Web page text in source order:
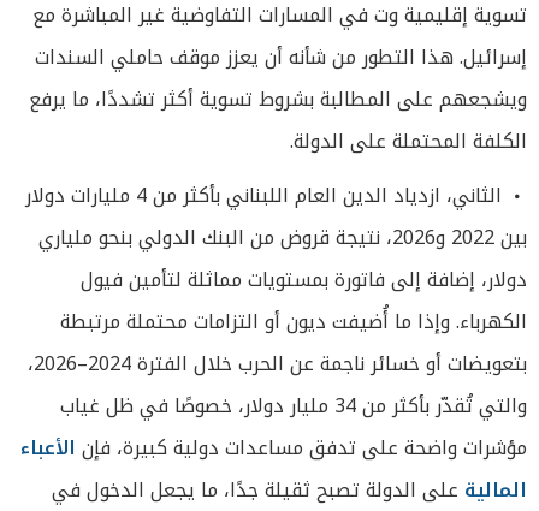
تسوية إقليمية وت في المسارات التفاوضية غير المباشرة مع
إسرائيل. هذا التطور من شأنه أن يعزز موقف حاملي السندات
ويشجعهم على المطالبة بشروط تسوية أكثر تشددًا، ما يرفع
الكلفة المحتملة على الدولة.
الثاني، ازدياد الدين العام اللبناني بأكثر من 4 مليارات دولار
بين 2022 و2026، نتيجة قروض من البنك الدولي بنحو ملياري
دولار، إضافة إلى فاتورة بمستويات مماثلة لتأمين فيول
الكهرباء. وإذا ما أُضيفت ديون أو التزامات محتملة مرتبطة
بتعويضات أو خسائر ناجمة عن الحرب خلال الفترة 2024–2026،
والتي تُقدّر بأكثر من 34 مليار دولار، خصوصًا في ظل غياب
مؤشرات واضحة على تدفق مساعدات دولية كبيرة، فإن الأعباء
المالية على الدولة تصبح ثقيلة جدًا، ما يجعل الدخول في